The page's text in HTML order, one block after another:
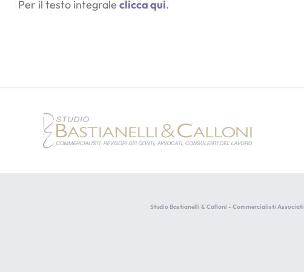
Per il testo integrale clicca qui.
Studio Bastianelli & Calloni - Commercialisti Associati